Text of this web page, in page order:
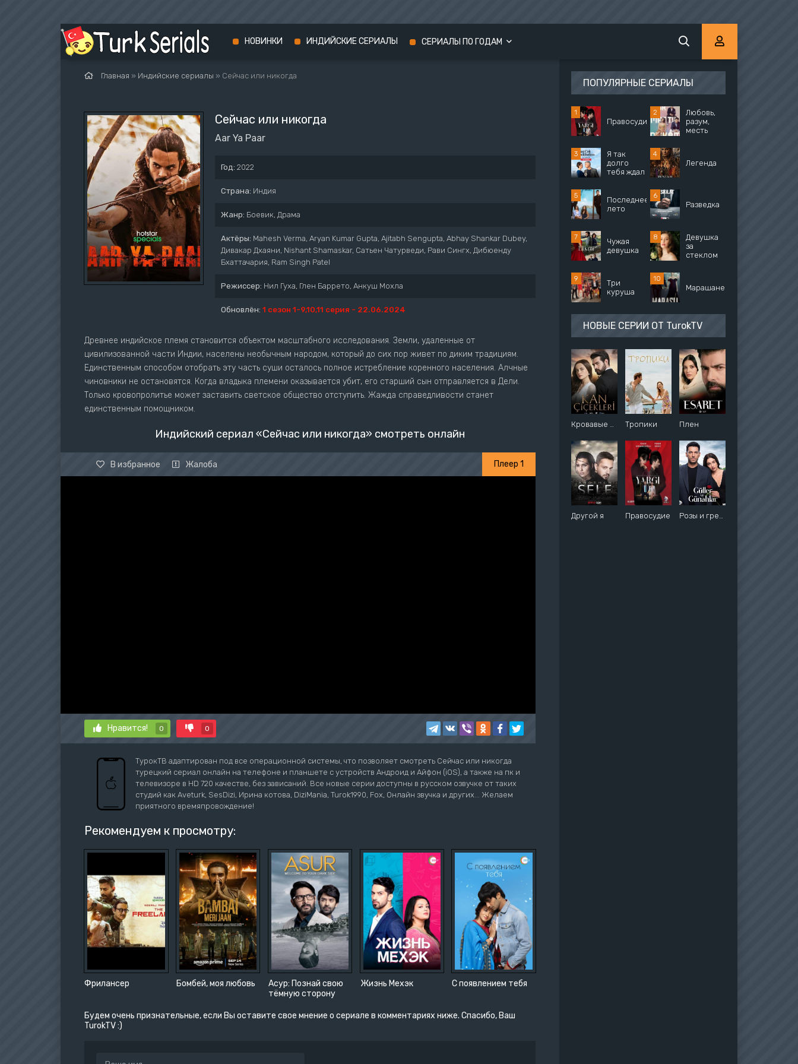
Главная » Индийские сериалы » Сейчас или никогда
Сейчас или никогда
Aar Ya Paar
Год: 2022
Страна: Индия
Жанр: Боевик, Драма
Актёры: Mahesh Verma, Aryan Kumar Gupta, Ajitabh Sengupta, Abhay Shankar Dubey,
Дивакар Дхаяни, Nishant Shamaskar, Сатьен Чатурведи, Рави Сингх, Дибюенду
Бхаттачария, Ram Singh Patel
Режиссер: Нил Гуха, Глен Баррето, Анкуш Мохла
Обновлён: 1 сезон 1-9,10,11 серия - 22.06.2024
Древнее индийское племя становится объектом масштабного исследования. Земли, удаленные от
цивилизованной части Индии, населены необычным народом, который до сих пор живет по диким традициям.
Единственным способом отобрать эту часть суши осталось полное истребление коренного населения. Алчные
чиновники не остановятся. Когда владыка племени оказывается убит, его старший сын отправляется в Дели.
Только кровопролитье может заставить светское общество отступить. Жажда справедливости станет
единственным помощником.
Индийский сериал «Сейчас или никогда» смотреть онлайн
В избранное Жалоба Плеер 1
Нравится! 0 0
ТурокТВ адаптирован под все операционной системы, что позволяет смотреть Сейчас или никогда
турецкий сериал онлайн на телефоне и планшете с устройств Андроид и Айфон (iOS), а также на пк и
телевизоре в HD 720 качестве, без зависаний. Все новые серии доступны в русском озвучке от таких
студий как Aveturk, SesDizi, Ирина котова, DiziMania, Turok1990, Fox, Онлайн звучка и других... Желаем
приятного времяпровождение!
Рекомендуем к просмотру:
Фрилансер Бомбей, моя любовь
Асур: Познай свою
тёмную сторону
Жизнь Мехэк С появлением тебя
Будем очень признательные, если Вы оставите свое мнение о сериале в комментариях ниже. Спасибо, Ваш
TurokTV :)
ПОПУЛЯРНЫЕ СЕРИАЛЫ
Правосудие
Любовь,
разум,
месть
Я так
долго
тебя ждал
Легенда
Последнее
лето
Разведка
Чужая
девушка
Девушка
за
стеклом
Три
куруша
Марашанец
НОВЫЕ СЕРИИ ОТ TurokTV
Кровавые цветы Тропики Плен
Другой я Правосудие Розы и грехи
НОВИНКИ ИНДИЙСКИЕ СЕРИАЛЫ СЕРИАЛЫ ПО ГОДАМ